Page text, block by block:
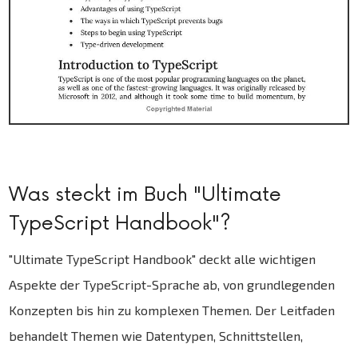
Was steckt im Buch "Ultimate
TypeScript Handbook"?
"Ultimate TypeScript Handbook" deckt alle wichtigen
Aspekte der TypeScript-Sprache ab, von grundlegenden
Konzepten bis hin zu komplexen Themen. Der Leitfaden
behandelt Themen wie Datentypen, Schnittstellen,